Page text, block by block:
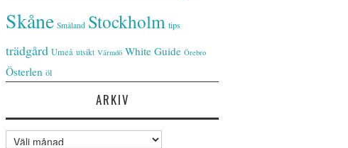
Skåne Småland Stockholm tips
trädgård Umeå utsikt Värmdö White Guide Örebro
Österlen öl
ARKIV
Arkiv